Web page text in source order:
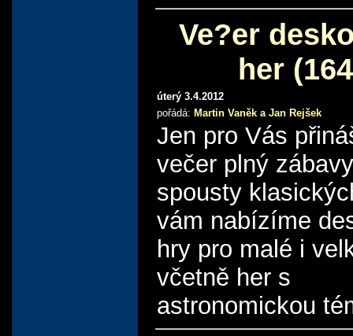
Ve?er
her
úterý 3.4.2012
pořádá: Martin Vaněk a Jan Rejšek
Jen pro Vás
večer plný
spousty
vám nabízíme
hry pro malé i
včetně her s
astronomickou